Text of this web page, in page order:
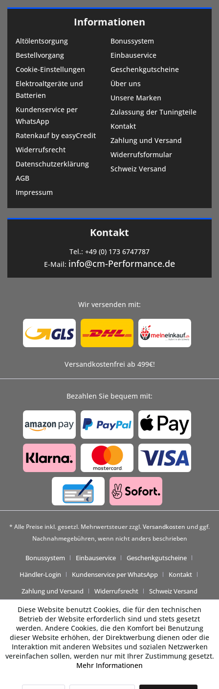
Informationen
Altölentsorgung
Bestellvorgang
Cookie-Einstellungen
Elektroaltgeräte und
Batterien
Kundenservice per
WhatsApp
Ratenkauf by easyCredit
Widerrufsrecht
Datenschutzerklärung
AGB
Impressum
Bonussystem
Einbauservice
Geschenkgutscheine
Über uns
Unsere Marken
Zulassung der Tuningteile
Kontakt
Zahlung und Versand
Widerrufsformular
Schweiz Versand
Kontakt
Tel.: +49 (0) 173 6747787
E-Mail: info@cm-Performance.de
Wir versenden mit:
Versandkostenfrei ab 499€!
Bezahlen Sie bequem mit:
* Alle Preise inkl. gesetzl. Mehrwertsteuer zzgl.Versandkosten und ggf.
Nachnahmegebühren, wenn nicht anders beschrieben
Bonussystem Einbauservice
Geschenkgutscheine
Händler-Login
Kundenservice per WhatsApp
Kontakt
Zahlung und Versand
Widerrufsrecht Schweiz Versand
Diese Website benutzt Cookies, die für den technischen
Betrieb der Website erforderlich sind und stets gesetzt
werden. Andere Cookies, die den Komfort bei Benutzung
dieser Website erhöhen, der Direktwerbung dienen oder die
Interaktion mit anderen Websites und sozialen Netzwerken
vereinfachen sollen, werden nur mit Ihrer Zustimmung gesetzt.
Mehr Informationen